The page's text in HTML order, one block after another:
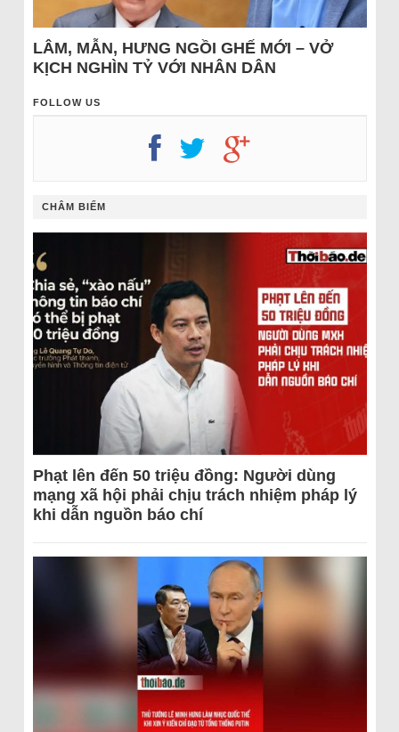
LÂM, MẪN, HƯNG NGỒI GHẾ MỚI – VỞ
KỊCH NGHÌN TỶ VỚI NHÂN DÂN
FOLLOW US
CHÂM BIẾM
Phạt lên đến 50 triệu đồng: Người dùng
mạng xã hội phải chịu trách nhiệm pháp lý
khi dẫn nguồn báo chí